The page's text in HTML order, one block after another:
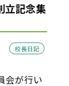
立記念集
校長日記
会が行い